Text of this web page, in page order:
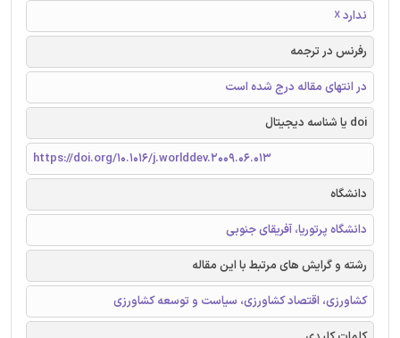
ندارد ☓
رفرنس در ترجمه
در انتهای مقاله درج شده است
doi یا شناسه دیجیتال
https://doi.org/10.1016/j.worlddev.2009.06.013
دانشگاه
دانشگاه پرتوریا، آفریقای جنوبی
رشته و گرایش های مرتبط با این مقاله
کشاورزی، اقتصاد کشاورزی، سیاست و توسعه کشاورزی